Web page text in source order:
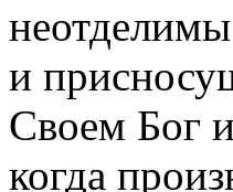
и
Своем Бог
когда